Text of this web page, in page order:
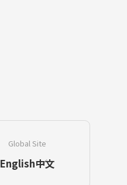
Global Site
English中文